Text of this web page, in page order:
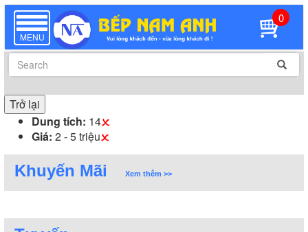
TOGGLE
NAVIGATION
MENU
0
Trở lại
Dung tích: 14
Giá: 2 - 5 triệu
Khuyến Mãi Xem thêm >>